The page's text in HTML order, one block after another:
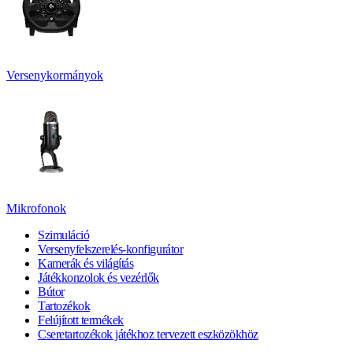
Versenykormányok
Mikrofonok
Szimuláció
Versenyfelszerelés-konfigurátor
Kamerák és világítás
Játékkonzolok és vezérlők
Bútor
Tartozékok
Felújított termékek
Cseretartozékok játékhoz tervezett eszközökhöz